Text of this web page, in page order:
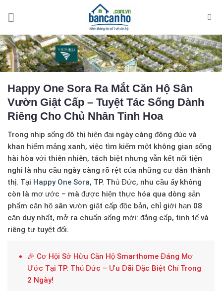
Happy One Sora Ra Mắt Căn Hộ Sân
Vườn Giật Cấp – Tuyệt Tác Sống Dành
Riêng Cho Chủ Nhân Tinh Hoa
Trong nhịp sống đô thị hiện đại ngày càng đông đúc và
khan hiếm mảng xanh, việc tìm kiếm một không gian sống
hài hòa với thiên nhiên, tách biệt nhưng vẫn kết nối tiện
nghi là nhu cầu ngày càng rõ rệt của những cư dân thành
thị. Tại Happy One Sora, TP. Thủ Đức, nhu cầu ấy không
còn là mơ ước – mà được hiện thực hóa qua dòng sản
phẩm căn hộ sân vườn giật cấp độc bản, chỉ giới hạn 08
căn duy nhất, mở ra chuẩn sống mới: đẳng cấp, tinh tế và
riêng tư tuyệt đối.
🎉 Cơ Hội Sở Hữu Căn Hộ Smarthome Đáng Mơ
Ước Tại TP. Thủ Đức – Ưu Đãi Đặc Biệt Chỉ Trong
2 Ngày!